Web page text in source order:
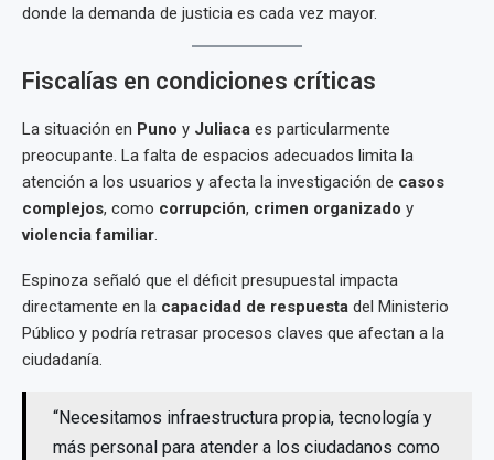
donde la demanda de justicia es cada vez mayor.
Fiscalías en condiciones críticas
La situación en Puno y Juliaca es particularmente
preocupante. La falta de espacios adecuados limita la
atención a los usuarios y afecta la investigación de casos
complejos, como corrupción, crimen organizado y
violencia familiar.
Espinoza señaló que el déficit presupuestal impacta
directamente en la capacidad de respuesta del Ministerio
Público y podría retrasar procesos claves que afectan a la
ciudadanía.
“Necesitamos infraestructura propia, tecnología y
más personal para atender a los ciudadanos como